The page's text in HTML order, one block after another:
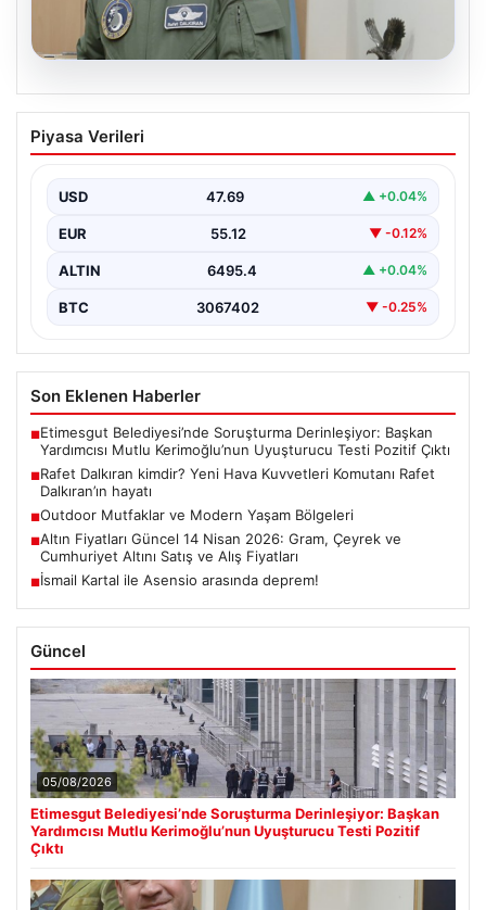
Rafet Dalkıran kimdir? Yeni Hava
Kuvvetleri Komutanı Rafet Dalkıran’ın
Piyasa Verileri
USD 47.69 ▲ +0.04%
EUR 55.12 ▼ -0.12%
ALTIN 6495.4 ▲ +0.04%
BTC 3067402 ▼ -0.25%
Son Eklenen Haberler
■Etimesgut Belediyesi’nde Soruşturma Derinleşiyor: Başkan
Yardımcısı Mutlu Kerimoğlu’nun Uyuşturucu Testi Pozitif Çıktı
■Rafet Dalkıran kimdir? Yeni Hava Kuvvetleri Komutanı Rafet
Dalkıran’ın hayatı
■Outdoor Mutfaklar ve Modern Yaşam Bölgeleri
■Altın Fiyatları Güncel 14 Nisan 2026: Gram, Çeyrek ve
Cumhuriyet Altını Satış ve Alış Fiyatları
■İsmail Kartal ile Asensio arasında deprem!
Güncel
05/08/2026
Etimesgut Belediyesi’nde Soruşturma Derinleşiyor: Başkan
Yardımcısı Mutlu Kerimoğlu’nun Uyuşturucu Testi Pozitif
Çıktı